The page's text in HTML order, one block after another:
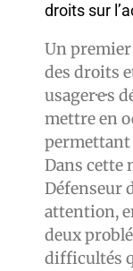
droits sur
Un premier
des droits
mettre en
permettant
Dans cette
Défenseur
attention,
deux
difficultés